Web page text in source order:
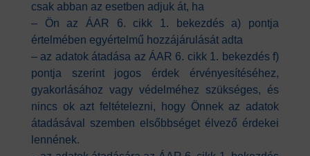
csak abban az esetben adjuk át, ha
– Ön az ÁAR 6. cikk 1. bekezdés a) pontja
értelmében egyértelmű hozzájárulását adta
– az adatok átadása az ÁAR 6. cikk 1. bekezdés f)
pontja szerint jogos érdek érvényesítéséhez,
gyakorlásához vagy védelméhez szükséges, és
nincs ok azt feltételezni, hogy Önnek az adatok
átadásával szemben elsőbbséget élvező érdekei
lennének.